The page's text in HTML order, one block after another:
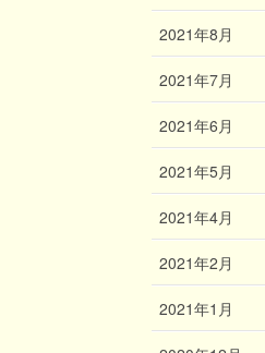
2021年8月
2021年7月
2021年6月
2021年5月
2021年4月
2021年2月
2021年1月